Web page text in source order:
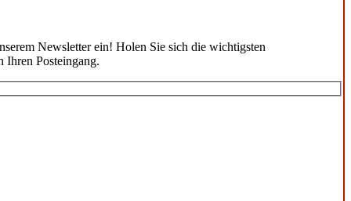
Newsletter ein! Holen Sie sich die wichtigsten
Ihren Posteingang.